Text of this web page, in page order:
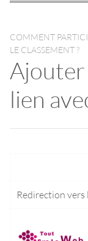
COMMENT
LE CLASSEMENT ?
lien
Redirection vers